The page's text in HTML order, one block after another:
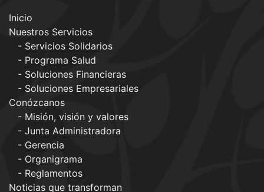
Inicio
Nuestros Servicios
Servicios Solidarios
Programa Salud
Soluciones Financieras
Soluciones Empresariales
Conózcanos
Misión, visión y valores
Junta Administradora
Gerencia
Organigrama
Reglamentos
Noticias que transforman